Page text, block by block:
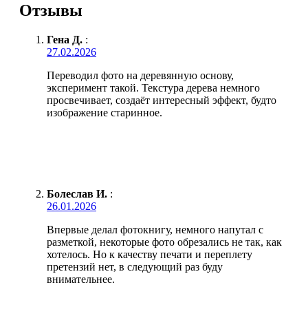
Отзывы
Гена Д. :
27.02.2026
Переводил фото на деревянную основу,
эксперимент такой. Текстура дерева немного
просвечивает, создаёт интересный эффект, будто
изображение старинное.
Болеслав И. :
26.01.2026
Впервые делал фотокнигу, немного напутал с
разметкой, некоторые фото обрезались не так, как
хотелось. Но к качеству печати и переплету
претензий нет, в следующий раз буду
внимательнее.